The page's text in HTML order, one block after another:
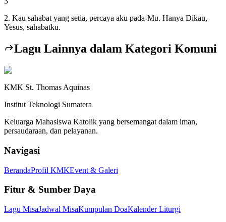
2. Kau sahabat yang setia, percaya aku pada-Mu. Hanya Dikau,
Yesus, sahabatku.
Lagu Lainnya dalam Kategori Komuni
KMK St. Thomas Aquinas
Institut Teknologi Sumatera
Keluarga Mahasiswa Katolik yang bersemangat dalam iman,
persaudaraan, dan pelayanan.
Navigasi
BerandaProfil KMKEvent & Galeri
Fitur & Sumber Daya
Lagu MisaJadwal MisaKumpulan DoaKalender Liturgi